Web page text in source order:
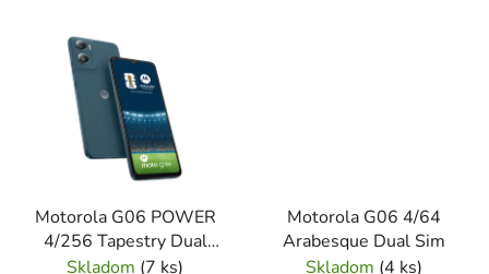
Motorola G06 POWER
4/256 Tapestry Dual
Sim
Skladom (7 ks)
Motorola G06 4/64
Arabesque Dual Sim
Skladom (4 ks)